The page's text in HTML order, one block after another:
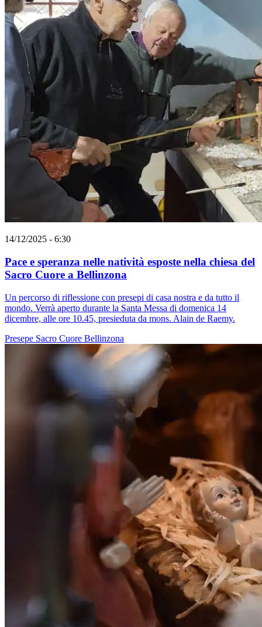
14/12/2025 - 6:30
Pace e speranza nelle natività esposte nella chiesa del
Sacro Cuore a Bellinzona
Un percorso di riflessione con presepi di casa nostra e da tutto il
mondo. Verrà aperto durante la Santa Messa di domenica 14
dicembre, alle ore 10.45, presieduta da mons. Alain de Raemy.
Presepe Sacro Cuore Bellinzona